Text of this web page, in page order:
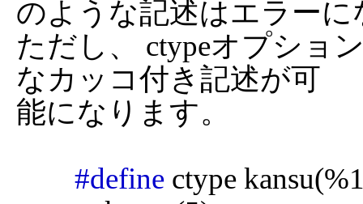
のような記述はエラー
ただし、 ctypeオプショ
なカッコ付き記述が可
能になります。
#define ctype